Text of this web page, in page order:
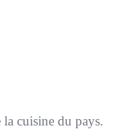
cuisine du pays.